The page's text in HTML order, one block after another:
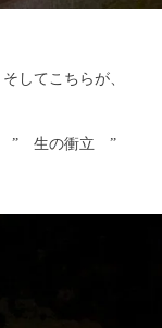
そしてこちらが、
” 生の衝立 ”